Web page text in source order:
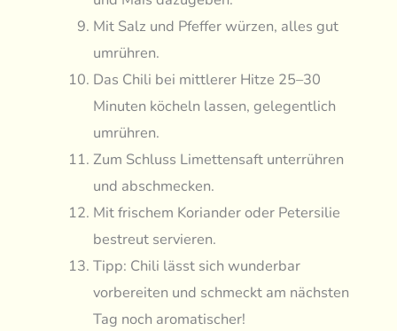
Mit Salz und Pfeffer würzen, alles gut
umrühren.
Das Chili bei mittlerer Hitze 25–30
Minuten köcheln lassen, gelegentlich
umrühren.
Zum Schluss Limettensaft unterrühren
und abschmecken.
Mit frischem Koriander oder Petersilie
bestreut servieren.
Tipp: Chili lässt sich wunderbar
vorbereiten und schmeckt am nächsten
Tag noch aromatischer!